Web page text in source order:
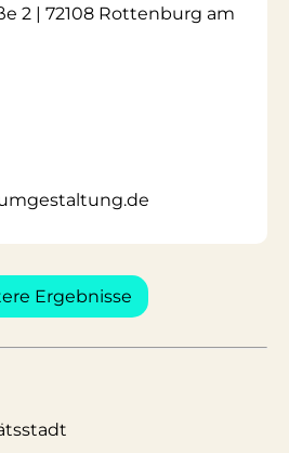
2 | 72108 Rottenburg am
Ergebnisse